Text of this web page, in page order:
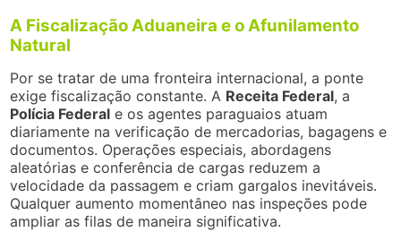
A Fiscalização Aduaneira e o Afunilamento
Natural
Por se tratar de uma fronteira internacional, a ponte
exige fiscalização constante. A Receita Federal, a
Polícia Federal e os agentes paraguaios atuam
diariamente na verificação de mercadorias, bagagens e
documentos. Operações especiais, abordagens
aleatórias e conferência de cargas reduzem a
velocidade da passagem e criam gargalos inevitáveis.
Qualquer aumento momentâneo nas inspeções pode
ampliar as filas de maneira significativa.